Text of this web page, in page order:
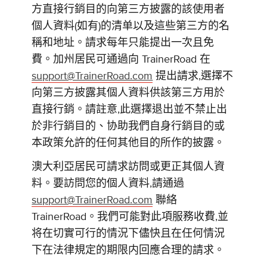
方直接行銷目的向第三方披露的該使用者
個人資料(如有)的清单以及這些第三方的名
稱和地址。請求每年只能提出一次且免
費。加州居民可通過向 TrainerRoad 在
support@TrainerRoad.com 提出請求,選擇不
向第三方披露其個人資料供該第三方用於
直接行銷。請註意,此選擇退出並不禁止出
於非行銷目的、协助我們自身行銷目的或
本政策允許的任何其他目的所作的披露。
澳大利亞居民可請求訪問或更正其個人資
料。要訪問您的個人資料,請通過
support@TrainerRoad.com 聯絡
TrainerRoad。我們可能對此項服務收費,並
将在切實可行的情況下儘快且在任何情況
下在法律規定的期限内回應合理的請求。